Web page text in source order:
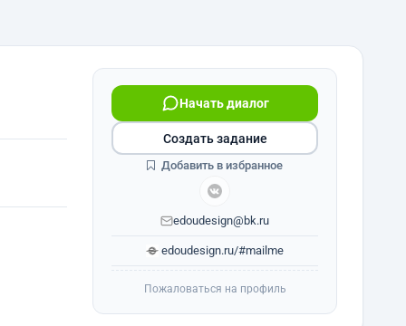
Начать диалог
edoudesign@bk.ru
edoudesign.ru/#mailme
Создать задание
Добавить в избранное
Пожаловаться на профиль